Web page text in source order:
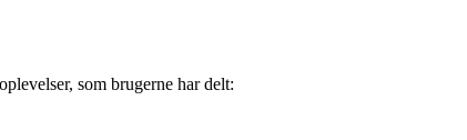
som brugerne har delt: